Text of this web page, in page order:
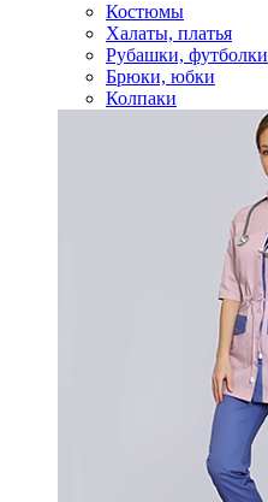
Костюмы
Халаты, платья
Рубашки, футболки
Брюки, юбки
Колпаки